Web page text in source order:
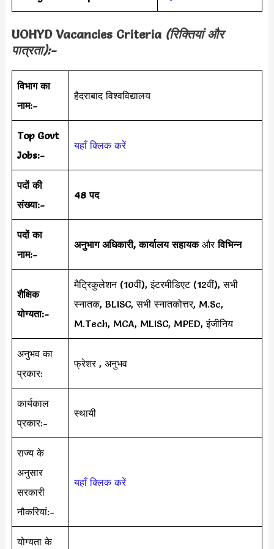
UOHYD Vacancies Criteria (रिक्तियां और
पात्रता):-
विभाग का
नाम:-
हैदराबाद विश्वविद्यालय
Top Govt
Jobs:-
यहाँ क्लिक करें
पदों की
संख्या:-
48 पद
पदों का
नाम:-
अनुभाग अधिकारी, कार्यालय सहायकऔरविभिन्न
शैक्षिक
योग्यता:-
मैट्रिकुलेशन (10वीं), इंटरमीडिएट (12वीं), सभी
स्नातक, BLISC, सभी स्नातकोत्तर, M.Sc,
M.Tech, MCA, MLISC, MPED, इंजीनिय
अनुभव का
प्रकार:
फ्रेशर , अनुभव
कार्यकाल
प्रकार:-
स्थायी
राज्य के
अनुसार
सरकारी
नौकरियां:-
यहाँ क्लिक करें
योग्यता के